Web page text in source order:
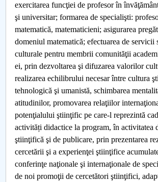
exercitarea funcţiei de profesor în
şi universitar; formarea de specialişti:
matematică, matematicieni; asigurarea
domeniul matematică; efectuarea de servicii
culturale pentru membrii comunităţii
ei, prin dezvoltarea şi difuzarea valorilor
realizarea echilibrului necesar între cultura
tehnologică şi umanistă, schimbarea
atitudinilor, promovarea relaţiilor
potenţialului ştiinţific pe care-l reprezintă
activități didactice la program, în activitatea
ştiinţifică şi de publicare, prin prezentarea
cercetării şi a experienţei ştiinţifice
conferinţe naţionale şi internaţionale de
de noi promoţii de cercetători ştiinţifici,